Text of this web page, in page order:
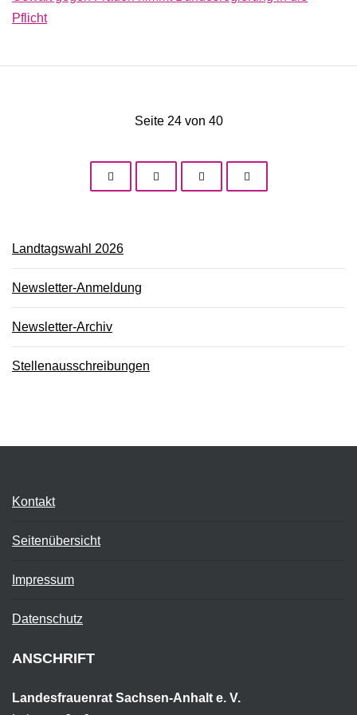
Pflicht
Seite 24 von 40
Landtagswahl 2026
Newsletter-Anmeldung
Newsletter-Archiv
Stellenausschreibungen
Kontakt
Seitenübersicht
Impressum
Datenschutz
ANSCHRIFT
Landesfrauenrat Sachsen-Anhalt e. V.